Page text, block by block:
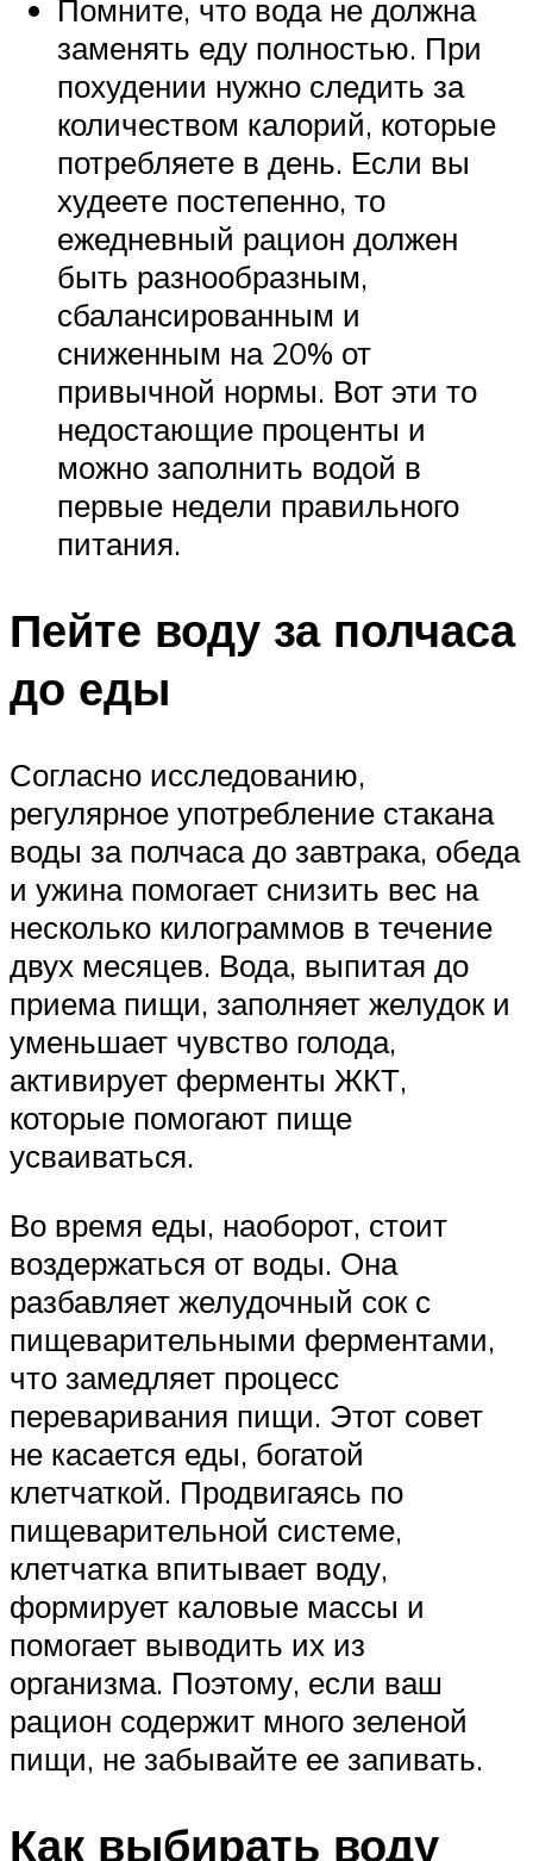
Помните, что вода не должна
заменять еду полностью. При
похудении нужно следить за
количеством калорий, которые
потребляете в день. Если вы
худеете постепенно, то
ежедневный рацион должен
быть разнообразным,
сбалансированным и
сниженным на 20% от
привычной нормы. Вот эти то
недостающие проценты и
можно заполнить водой в
первые недели правильного
питания.
Пейте воду за полчаса
до еды
Согласно исследованию,
регулярное употребление стакана
воды за полчаса до завтрака, обеда
и ужина помогает снизить вес на
несколько килограммов в течение
двух месяцев. Вода, выпитая до
приема пищи, заполняет желудок и
уменьшает чувство голода,
активирует ферменты ЖКТ,
которые помогают пище
усваиваться.
Во время еды, наоборот, стоит
воздержаться от воды. Она
разбавляет желудочный сок с
пищеварительными ферментами,
что замедляет процесс
переваривания пищи. Этот совет
не касается еды, богатой
клетчаткой. Продвигаясь по
пищеварительной системе,
клетчатка впитывает воду,
формирует каловые массы и
помогает выводить их из
организма. Поэтому, если ваш
рацион содержит много зеленой
пищи, не забывайте ее запивать.
Как выбирать воду